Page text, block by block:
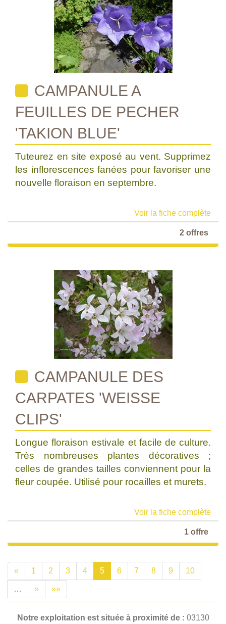
CAMPANULE A
FEUILLES DE PECHER
'TAKION BLUE'
Tuteurez en site exposé au vent. Supprimez
les inflorescences fanées pour favoriser une
nouvelle floraison en septembre.
Voir la fiche complète
2 offres
CAMPANULE DES
CARPATES 'WEISSE
CLIPS'
Longue floraison estivale et facile de culture.
Très nombreuses plantes décoratives ;
celles de grandes tailles conviennent pour la
fleur coupée. Utilisé pour rocailles et murets.
Voir la fiche complète
1 offre
« 1 2 3 4 5 6 7 8 9 10
… » »»
Notre exploitation est située à proximité de : 03130